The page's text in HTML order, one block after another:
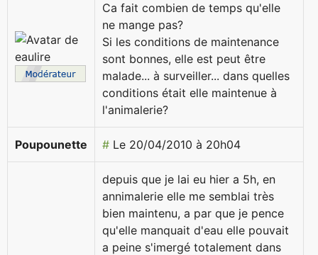
Ca fait combien de temps qu'elle
ne mange pas?
Si les conditions de maintenance
sont bonnes, elle est peut être
malade... à surveiller... dans quelles
conditions était elle maintenue à
l'animalerie?
Poupounette # Le 20/04/2010 à 20h04
depuis que je lai eu hier a 5h, en
annimalerie elle me semblai très
bien maintenu, a par que je pence
qu'elle manquait d'eau elle pouvait
a peine s'imergé totalement dans